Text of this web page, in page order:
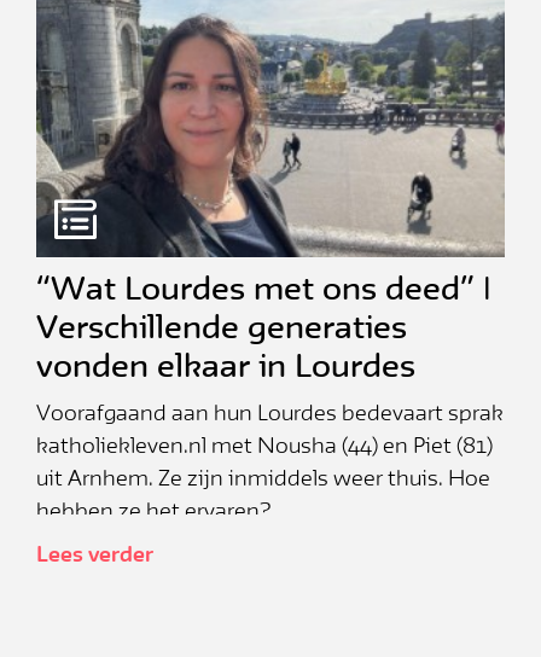
“Wat Lourdes met ons deed” |
Verschillende generaties
vonden elkaar in Lourdes
Voorafgaand aan hun Lourdes bedevaart sprak
katholiekleven.nl met Nousha (44) en Piet (81)
uit Arnhem. Ze zijn inmiddels weer thuis. Hoe
hebben ze het ervaren?
Lees verder